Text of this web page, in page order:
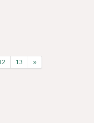
13 »